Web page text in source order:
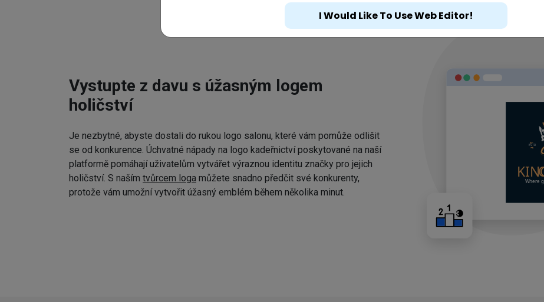
Vystupte z davu s úžasným logem
holičství
Je nezbytné, abyste dostali do rukou logo salonu, které vám pomůže odlišit
se od konkurence. Úchvatné nápady na logo kadeřnictví poskytované na naší
platformě pomáhají uživatelům vytvářet výraznou identitu značky pro jejich
holičství. S naším tvůrcem loga můžete snadno předčit své konkurenty,
protože vám umožní vytvořit úžasný emblém během několika minut.
I Would Like To Use Web Editor!